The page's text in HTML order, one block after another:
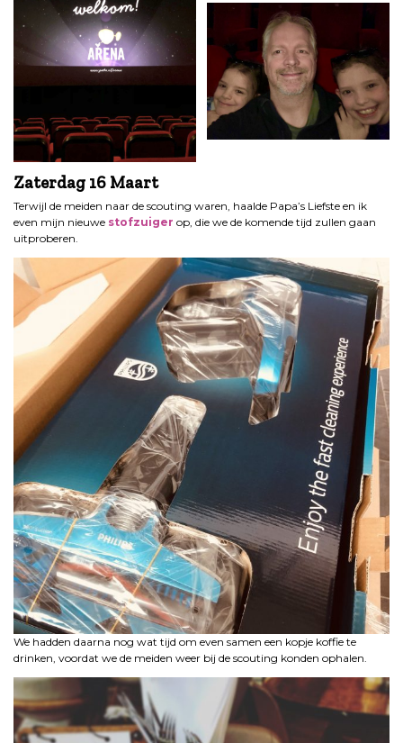
Zaterdag 16 Maart
Terwijl de meiden naar de scouting waren, haalde Papa’s Liefste en ik
even mijn nieuwe stofzuiger op, die we de komende tijd zullen gaan
uitproberen.
We hadden daarna nog wat tijd om even samen een kopje koffie te
drinken, voordat we de meiden weer bij de scouting konden ophalen.